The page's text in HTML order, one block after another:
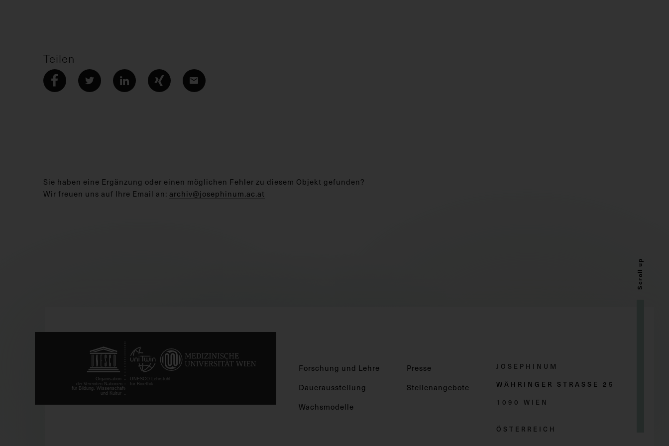
Teilen
Sie haben eine Ergänzung oder einen möglichen Fehler zu diesem Objekt gefunden?
Wir freuen uns auf Ihre Email an: archiv@josephinum.ac.at
Scroll up
Forschung und Lehre
Dauerausstellung
Wachsmodelle
Presse
Stellenangebote
JOSEPHINUM
WÄHRINGER STRASSE 2 5
1090 WIEN
ÖSTERREICH